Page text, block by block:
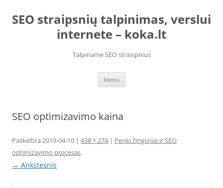
turinio
SEO straipsnių talpinimas, verslui
internete – koka.lt
Talpiname SEO straispnius
Meniu
SEO optimizavimo kaina
Paskelbta 2019-04-10 | 438 × 274| Penki žingsniai ir SEO
optimizavimo procesas.
← Ankstesnis